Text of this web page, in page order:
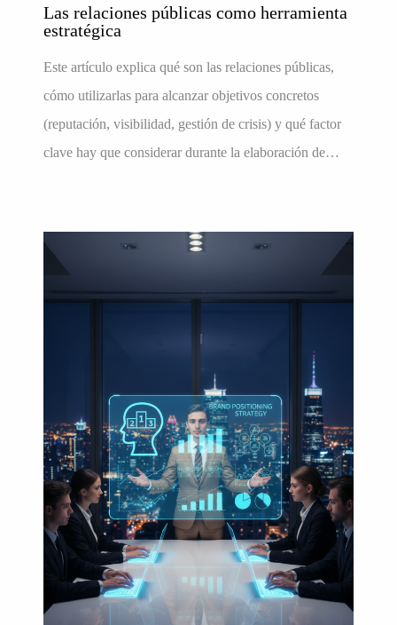
Las relaciones públicas como herramienta
estratégica
Este artículo explica qué son las relaciones públicas,
cómo utilizarlas para alcanzar objetivos concretos
(reputación, visibilidad, gestión de crisis) y qué factor
clave hay que considerar durante la elaboración de…